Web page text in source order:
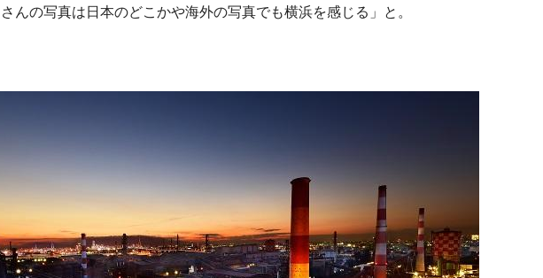
さんの写真は日本のどこかや海外の写真でも横浜を感じる」と。